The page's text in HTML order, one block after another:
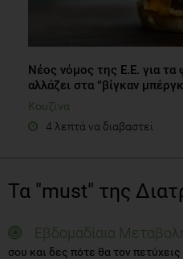
Νέος νόμος της Ε.Ε. για τα
αλλάζει στα “βίγκαν
Κουζίνα
4 λεπτά να διαβαστεί
Τα "must" της
Εβδομαδίαια
σου και δες πότε θα τον πετύχεις